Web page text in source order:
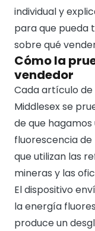
individual y
para que pueda
sobre qué
Cómo la
vendedor
Cada artículo
Middlesex se
de que hagamos
fluorescencia de
que utilizan las
mineras y las
El dispositivo
la energía
produce un